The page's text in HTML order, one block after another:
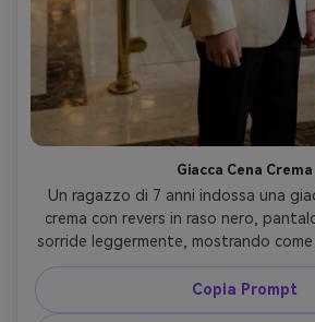
Giacca Cena Crema
Un ragazzo di 7 anni indossa una
crema con revers in raso nero,
sorride leggermente, mostrando come
la proporzione sul corpo;
marmo e ottone, luce ambiente
controluce, Nikon Z8 85mm,
Copia Prompt